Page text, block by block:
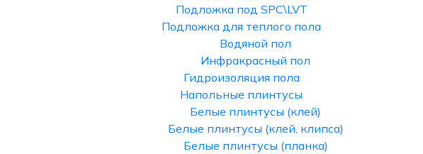
Подложка под SPC\LVT
Подложка для теплого пола
Водяной пол
Инфракрасный пол
Гидроизоляция пола
Напольные плинтусы
Белые плинтусы (клей)
Белые плинтусы (клей, клипса)
Белые плинтусы (планка)